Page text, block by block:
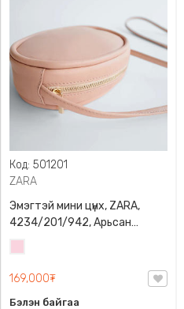
Код: 501201
ZARA
Эмэгтэй мини цүнх, ZARA,
4234/201/942, Арьсан
материалтай, LIMITED EDITION
OVAL LEATHER HANDBAG TRF
169,000₮
Бэлэн байгаа